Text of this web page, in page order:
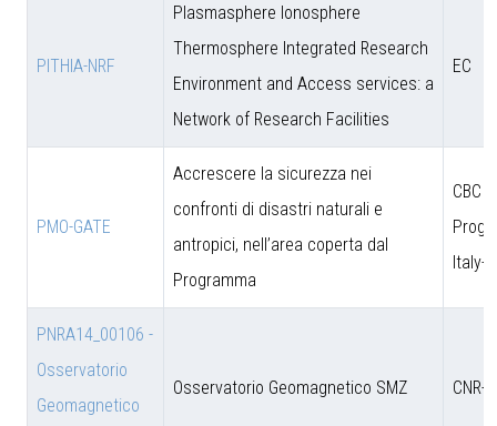
PITHIA-NRF
Plasmasphere Ionosphere
Thermosphere Integrated Research
Environment and Access services: a
Network of Research Facilities
EC
PMO-GATE
Accrescere la sicurezza nei
confronti di disastri naturali e
antropici, nell’area coperta dal
Programma
CBC
Italy-
PNRA14_00106 -
Osservatorio
Geomagnetico
Osservatorio Geomagnetico SMZ CNR-